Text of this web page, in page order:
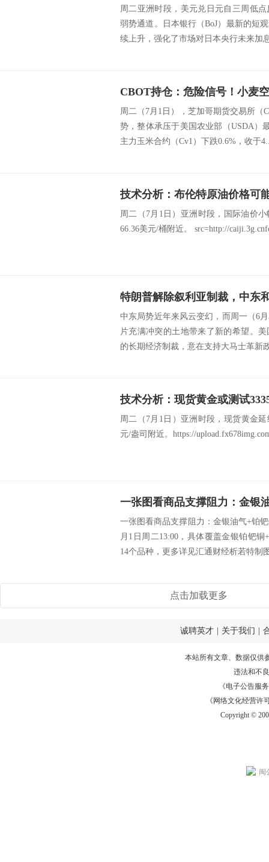
周二亚洲时段，美元兑日元自三周低
弱势通道。日本银行（BoJ）最新的短
续上升，强化了市场对日本央行未来加
周二（7月1日），芝加哥期货交易所（
势，整体承压于美国农业部（USDA）
主力玉米合约（Cv1）下跌0.6%，收于
周二（7月1日）亚洲时段，国际油价
66.36美元/桶附近。 src=http://
中东局势近年来风云变幻，而周一（6
片充满冲突的土地带来了新的希望。
的长期经济制裁，意在支持大马士革新
技术分析：现货黄金或测试
周二（7月1日）亚洲时段，现货黄金
元/盎司附近。https://
一张图看商品支撑阻力：金银油气+铂
月1日周二13:00，具体覆盖金银铂钯
14个品种，更多详见汇通财经析若特制
点击加载更多
诚聘英才 关于我们
本站所有文章、数据仅供
违法和不
《电子公告服务
《网络文化经营许
Copyright ©
闽